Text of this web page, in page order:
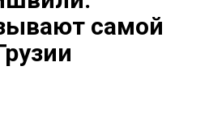
самой